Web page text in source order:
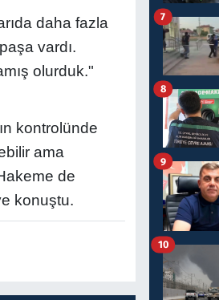
daha fazla
vardı.
olurduk."
kontrolünde
ama
de
konuştu.
7
8
9
10